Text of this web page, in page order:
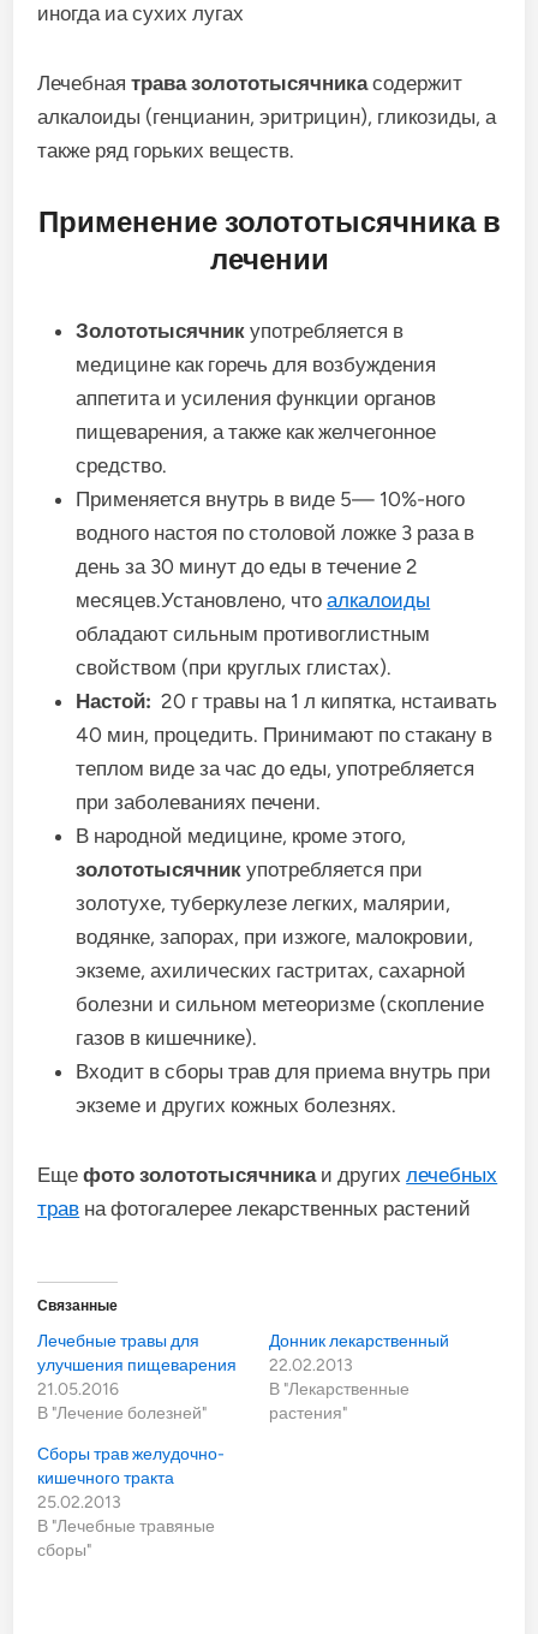
иногда иа сухих лугах
Лечебнаятрава золототысячникасодержит
алкалоиды (генцианин, эритрицин), гликозиды, а
также ряд горьких веществ.
Применение золототысячника в
лечении
Золототысячник употребляется в
медицине как горечь для возбуждения
аппетита и усиления функции органов
пищеварения, а также как желчегонное
средство.
Применяется внутрь в виде 5— 10%-ного
водного настоя по столовой ложке 3 раза в
день за 30 минут до еды в течение 2
месяцев.Установлено, чтоалкалоиды
обладают сильным противоглистным
свойством (при круглых глистах).
Настой: 20 г травы на 1 л кипятка, нстаивать
40 мин, процедить. Принимают по стакану в
теплом виде за час до еды, употребляется
при заболеваниях печени.
В народной медицине, кроме этого,
золототысячник употребляется при
золотухе, туберкулезе легких, малярии,
водянке, запорах, при изжоге, малокровии,
экземе, ахилических гастритах, сахарной
болезни и сильном метеоризме (скопление
газов в кишечнике).
Входит в сборы трав для приема внутрь при
экземе и других кожных болезнях.
Ещефото золототысячникаи другихлечебных
трав на фотогалерее лекарственных растений
Связанные
Лечебные травы для
улучшения пищеварения
21.05.2016
В "Лечение болезней"
Донник лекарственный
22.02.2013
В "Лекарственные
растения"
Сборы трав желудочно-
кишечного тракта
25.02.2013
В "Лечебные травяные
сборы"